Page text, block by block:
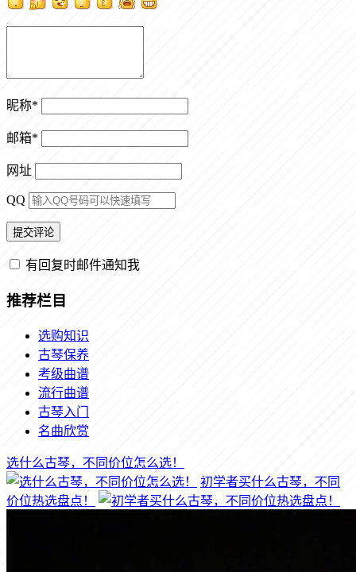
昵称*
邮箱*
网址
QQ
有回复时邮件通知我
推荐栏目
选购知识
古琴保养
考级曲谱
流行曲谱
古琴入门
名曲欣赏
选什么古琴，不同价位怎么选！
初学者买什么古琴，不同
价位热选盘点！